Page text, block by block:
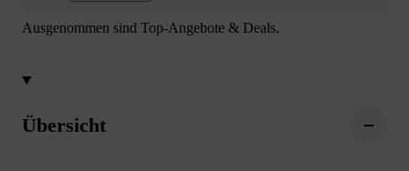
Ausgenommen sind Top-Angebote & Deals.
Übersicht